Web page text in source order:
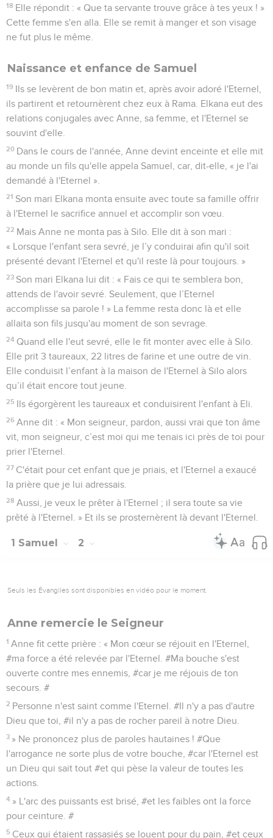
18 Elle répondit : « Que ta servante trouve grâce à tes yeux ! »
Cette femme s'en alla. Elle se remit à manger et son visage
ne fut plus le même.
Naissance et enfance de Samuel
19 Ils se levèrent de bon matin et, après avoir adoré l'Eternel,
ils partirent et retournèrent chez eux à Rama. Elkana eut des
relations conjugales avec Anne, sa femme, et l'Eternel se
souvint d'elle.
20 Dans le cours de l'année, Anne devint enceinte et elle mit
au monde un fils qu'elle appela Samuel, car, dit-elle, « je l'ai
demandé à l'Eternel ».
21 Son mari Elkana monta ensuite avec toute sa famille offrir
à l'Eternel le sacrifice annuel et accomplir son vœu.
22 Mais Anne ne monta pas à Silo. Elle dit à son mari :
« Lorsque l'enfant sera sevré, je l’y conduirai afin qu'il soit
présenté devant l'Eternel et qu'il reste là pour toujours. »
23 Son mari Elkana lui dit : « Fais ce qui te semblera bon,
attends de l'avoir sevré. Seulement, que l’Eternel
accomplisse sa parole ! » La femme resta donc là et elle
allaita son fils jusqu'au moment de son sevrage.
24 Quand elle l'eut sevré, elle le fit monter avec elle à Silo.
Elle prit 3 taureaux, 22 litres de farine et une outre de vin.
Elle conduisit l’enfant à la maison de l'Eternel à Silo alors
qu’il était encore tout jeune.
25 Ils égorgèrent les taureaux et conduisirent l'enfant à Eli.
26 Anne dit : « Mon seigneur, pardon, aussi vrai que ton âme
vit, mon seigneur, c’est moi qui me tenais ici près de toi pour
prier l'Eternel.
27 C'était pour cet enfant que je priais, et l'Eternel a exaucé
la prière que je lui adressais.
28 Aussi, je veux le prêter à l'Eternel ; il sera toute sa vie
prêté à l'Eternel. » Et ils se prosternèrent là devant l'Eternel.
1 Samuel 2
Seuls les Évangiles sont disponibles en vidéo pour le moment.
Anne remercie le Seigneur
1 Anne fit cette prière : « Mon cœur se réjouit en l'Eternel,
#ma force a été relevée par l'Eternel. #Ma bouche s'est
ouverte contre mes ennemis, #car je me réjouis de ton
secours. #
2 Personne n'est saint comme l'Eternel. #Il n'y a pas d'autre
Dieu que toi, #il n'y a pas de rocher pareil à notre Dieu.
3 » Ne prononcez plus de paroles hautaines ! #Que
l'arrogance ne sorte plus de votre bouche, #car l'Eternel est
un Dieu qui sait tout #et qui pèse la valeur de toutes les
actions.
4 » L'arc des puissants est brisé, #et les faibles ont la force
pour ceinture. #
5 Ceux qui étaient rassasiés se louent pour du pain, #et ceux